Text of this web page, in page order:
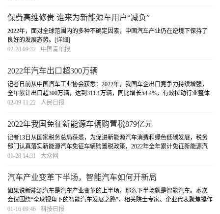
保费高维修贵 谁来为新能源车用户“减负”
2022年，面对全球范围内的多种不确定因素，中国汽车产业仍在逆境下保持了
良好的发展态势。 [详细]
02-28 09:32
中国青年报
2022年汽车出口超300万辆
记者日前从中国汽车工业协会获悉：2022年，我国车企出口竞争力持续增强，
全年累计出口超300万辆，达到311.1万辆，同比增长54.4%，有效拉动行业整体
增长。 [详细]
02-09 11:22 人民日报
2022年我国免征新能源车辆购置税879亿元
记者13日从国家税务总局获悉，为促进新能源汽车消费和绿色低碳发展，税务
部门认真落实新能源汽车免征车辆购置税政策，2022年全年累计免征新能源汽
车车辆购置税879亿元，同比增长92.6%。
01-28 14:31 大众网
汽车产业变革下半场，智能汽车如何开新局
如果说新能源汽车是汽车产业变革的上半场，那么下半场就是智能汽车。本次
会议围绕“全球视角下的智能汽车发展之路”，相关院士专家、企业代表聚焦操作
系统、顶层设计等话题展开了观点交锋。
01-16 09:46 科技日报